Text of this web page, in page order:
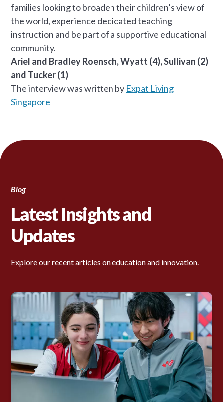
families looking to broaden their children’s view of
the world, experience dedicated teaching
instruction and be part of a supportive educational
community.
Ariel and Bradley Roensch, Wyatt (4), Sullivan (2)
and Tucker (1)
The interview was written by Expat Living
Singapore
Blog
Latest Insights and
Updates
Explore our recent articles on education and innovation.